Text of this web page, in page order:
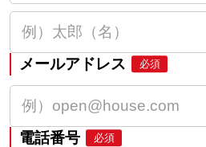
メールアドレス 必須
電話番号 必須